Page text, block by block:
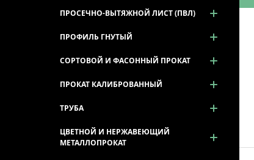
ПРОСЕЧНО-ВЫТЯЖНОЙ ЛИСТ (ПВЛ)
ПРОФИЛЬ ГНУТЫЙ
СОРТОВОЙ И ФАСОННЫЙ ПРОКАТ
ПРОКАТ КАЛИБРОВАННЫЙ
ТРУБА
ЦВЕТНОЙ И НЕРЖАВЕЮЩИЙ
МЕТАЛЛОПРОКАТ